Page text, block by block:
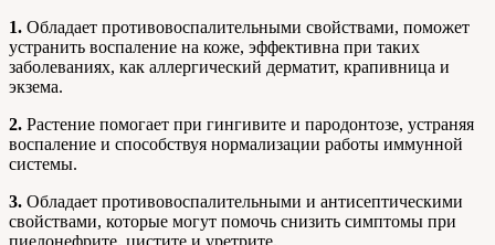
1. Обладает противовоспалительными свойствами, поможет
устранить воспаление на коже, эффективна при таких
заболеваниях, как аллергический дерматит, крапивница и
экзема.
2. Растение помогает при гингивите и пародонтозе, устраняя
воспаление и способствуя нормализации работы иммунной
системы.
3. Обладает противовоспалительными и антисептическими
свойствами, которые могут помочь снизить симптомы при
пиелонефрите, цистите и уретрите.